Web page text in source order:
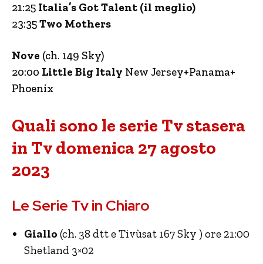
21:25 Italia’s Got Talent (il meglio)
23:35Two Mothers
Nove (ch. 149 Sky)
20:00 Little Big Italy New Jersey+Panama+
Phoenix
Quali sono le serie Tv stasera
in Tv domenica 27 agosto
2023
Le Serie Tv in Chiaro
Giallo (ch. 38 dtt e Tivùsat 167 Sky ) ore 21:00
Shetland 3×02